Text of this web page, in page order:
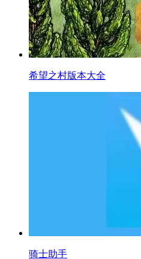
希望之村版本大全
骑士助手